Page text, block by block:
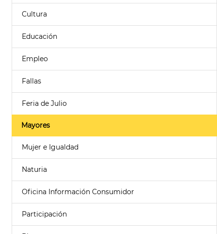
Cultura
Educación
Empleo
Fallas
Feria de Julio
Mayores
Mujer e Igualdad
Naturia
Oficina Información Consumidor
Participación